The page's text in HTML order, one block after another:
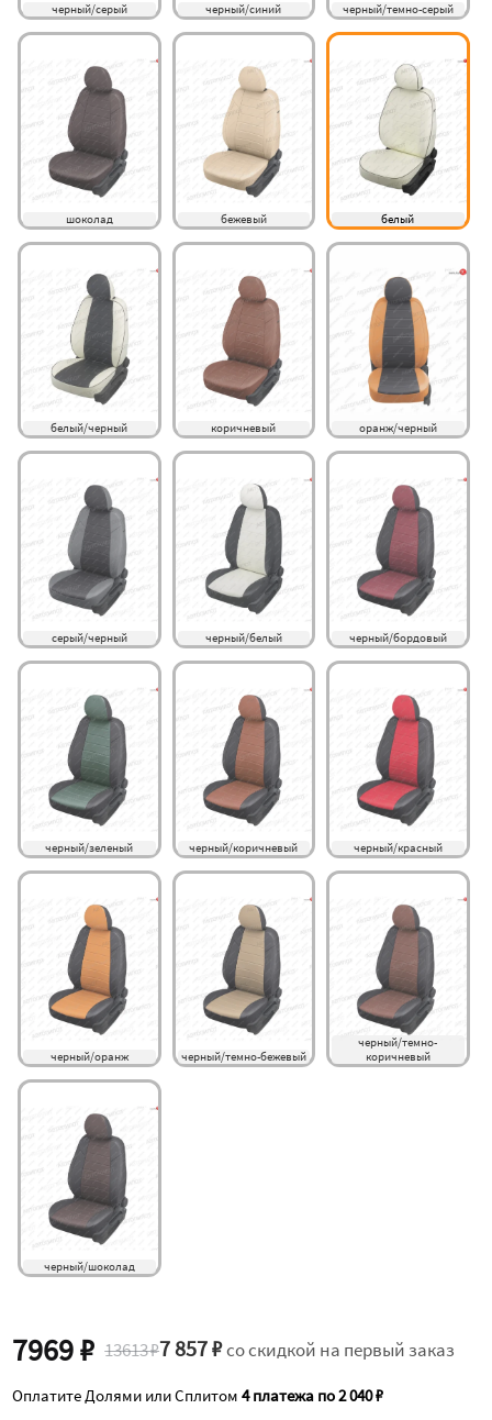
черный/серый черный/синий черный/темно-серый
шоколад бежевый белый
белый/черный коричневый оранж/черный
серый/черный черный/белый черный/бордовый
черный/зеленый черный/коричневый черный/красный
черный/оранж черный/темно-бежевый
черный/темно-
коричневый
черный/шоколад
7969 ₽ 13613 ₽7 857 ₽со скидкой на первый заказ
Оплатите Долями или Сплитом4 платежа по 2 040 ₽